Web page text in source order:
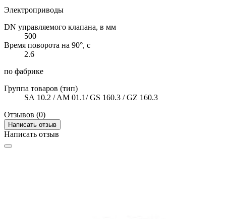
Электроприводы
DN управляемого клапана, в мм
500
Время поворота на 90°, с
2.6
по фабрике
Группа товаров (тип)
SA 10.2 / AM 01.1/ GS 160.3 / GZ 160.3
Отзывов (0)
Написать отзыв
Написать отзыв